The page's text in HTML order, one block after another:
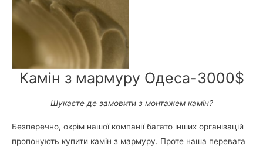
Камін з мармуру Одеса-3000$
Шукаєте де замовити з монтажем камін?
Безперечно, окрім нашої компанії багато інших організацій
пропонують купити камін з мармуру. Проте наша перевага